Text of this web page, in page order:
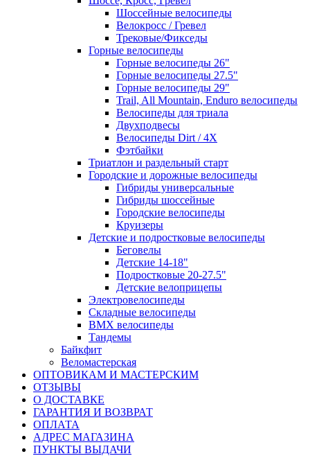
Шоссейные велосипеды
Велокросс / Гревел
Трековые/Фикседы
Горные велосипеды
Горные велосипеды 26"
Горные велосипеды 27.5"
Горные велосипеды 29"
Trail, All Mountain, Enduro велосипеды
Велосипеды для триала
Двухподвесы
Велосипеды Dirt / 4X
Фэтбайки
Триатлон и раздельный старт
Городские и дорожные велосипеды
Гибриды универсальные
Гибриды шоссейные
Городские велосипеды
Круизеры
Детские и подростковые велосипеды
Беговелы
Детские 14-18"
Подростковые 20-27.5"
Детские велоприцепы
Электровелосипеды
Складные велосипеды
BMX велосипеды
Тандемы
Байкфит
Веломастерская
ОПТОВИКАМ И МАСТЕРСКИМ
ОТЗЫВЫ
О ДОСТАВКЕ
ГАРАНТИЯ И ВОЗВРАТ
ОПЛАТА
АДРЕС МАГАЗИНА
ПУНКТЫ ВЫДАЧИ